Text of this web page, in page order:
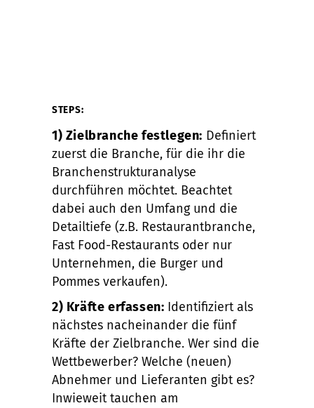
STEPS:
1) Zielbranche festlegen: Definiert
zuerst die Branche, für die ihr die
Branchenstrukturanalyse
durchführen möchtet. Beachtet
dabei auch den Umfang und die
Detailtiefe (z.B. Restaurantbranche,
Fast Food-Restaurants oder nur
Unternehmen, die Burger und
Pommes verkaufen).
2) Kräfte erfassen: Identifiziert als
nächstes nacheinander die fünf
Kräfte der Zielbranche. Wer sind die
Wettbewerber? Welche (neuen)
Abnehmer und Lieferanten gibt es?
Inwieweit tauchen am